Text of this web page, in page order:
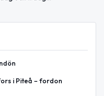
i Piteå – fordon